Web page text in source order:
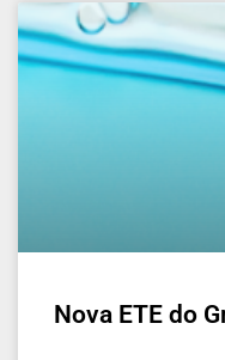
Nova ETE do